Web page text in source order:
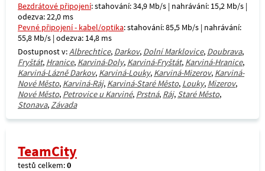
Bezdrátové připojení: stahování: 34,9 Mb/s | nahrávání: 15,2 Mb/s |
odezva: 22,0 ms
Pevné připojení - kabel/optika: stahování: 85,5 Mb/s | nahrávání:
55,8 Mb/s | odezva: 14,8 ms
Dostupnost v:Albrechtice, Darkov, Dolní Marklovice, Doubrava,
Fryštát, Hranice, Karviná-Doly, Karviná-Fryštát, Karviná-Hranice,
Karviná-Lázně Darkov, Karviná-Louky, Karviná-Mizerov, Karviná-
Nové Město, Karviná-Ráj, Karviná-Staré Město, Louky, Mizerov,
Nové Město, Petrovice u Karviné, Prstná, Ráj, Staré Město,
Stonava,Závada
TeamCity
testů celkem:0